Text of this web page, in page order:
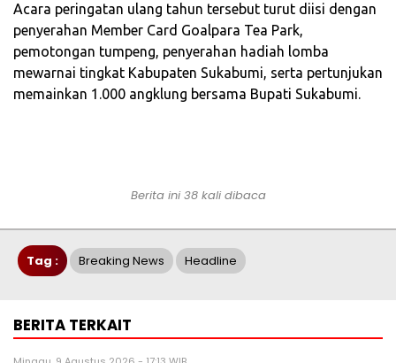
Acara peringatan ulang tahun tersebut turut diisi dengan
penyerahan Member Card Goalpara Tea Park,
pemotongan tumpeng, penyerahan hadiah lomba
mewarnai tingkat Kabupaten Sukabumi, serta pertunjukan
memainkan 1.000 angklung bersama Bupati Sukabumi.
Berita ini 38 kali dibaca
Tag : Breaking News Headline
BERITA TERKAIT